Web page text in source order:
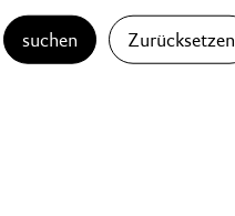
suchen Zurücksetzen